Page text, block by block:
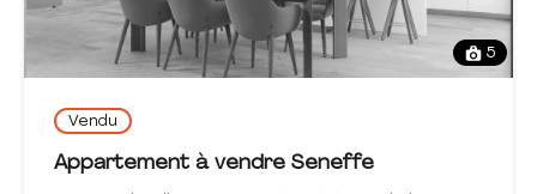
5
Vendu
Appartement à vendre Seneffe